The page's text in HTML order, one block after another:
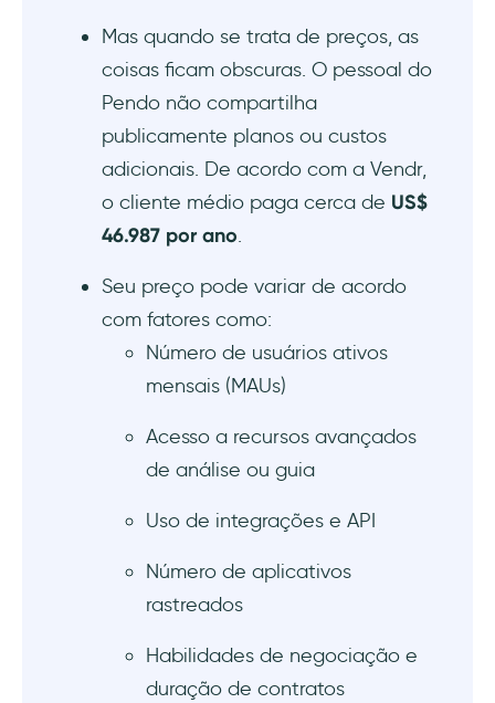
Mas quando se trata de preços, as
coisas ficam obscuras. O pessoal do
Pendo não compartilha
publicamente planos ou custos
adicionais. De acordo com a Vendr,
o cliente médio paga cerca de US$
46.987 por ano.
Seu preço pode variar de acordo
com fatores como:
Número de usuários ativos
mensais (MAUs)
Acesso a recursos avançados
de análise ou guia
Uso de integrações e API
Número de aplicativos
rastreados
Habilidades de negociação e
duração de contratos